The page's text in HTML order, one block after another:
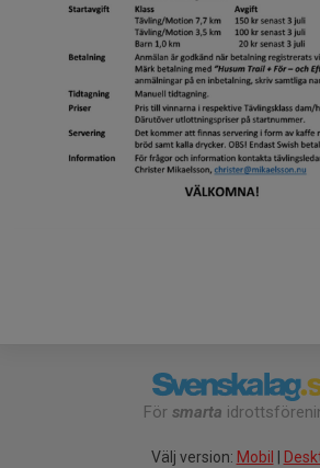
För smarta
Välj version: Mobil |